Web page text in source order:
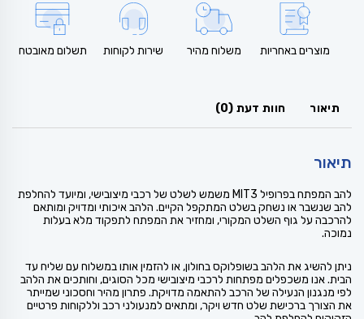
מוצרים באחריות משלוח מהיר שירות לקוחות תשלום מאובטח
תיאור חוות דעת (0)
תיאור
להב המפתח בפרופיל MIT3 משמש לשלט של רכבי מיצובישי, ומיועד להחלפת
להב שנשבר או נשחק בשלט המתקפל הקיים. הלהב איכותי ומדויק ומותאם
להרכבה על גוף השלט המקורי, ומחזיר את המפתח לתפקוד מלא בעלות
נמוכה.
ניתן להשיג את הלהב בשופלוקס בחולון, או להזמין אותו במשלוח עם שליח עד
הבית. אנו משכפלים מפתחות לרכבי מיצובישי מכל הסוגים, וחותכים את הלהב
לפי מנגנון הנעילה של הרכב להתאמה מדויקת. פתרון מהיר וחסכוני שמייתר
את הצורך ברכישת שלט חדש ויקר, ומתאים למנעולני רכב וללקוחות פרטיים